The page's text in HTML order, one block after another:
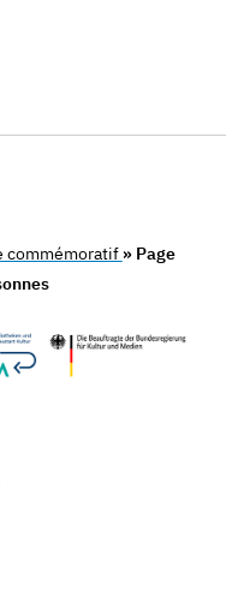
commémoratif » Page